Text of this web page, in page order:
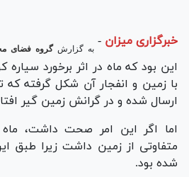
خبرگزاری میزان - به گزارشگروه فضای
با زمین و انفجار آن شکل گرفته
ارسال شده و در گرانش زمین گیر
اما اگر این امر صحت داشت، ماه
شده بود.